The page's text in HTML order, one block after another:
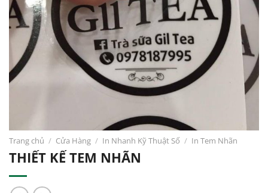
Trang chủ / Cửa Hàng / In Nhanh Kỹ Thuật Số / In Tem Nhãn
THIẾT KẾ TEM NHÃN